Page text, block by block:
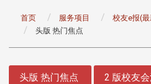
首页 服务项目
校友e报(
头版 热门焦点
头版 热门焦点 2 版校友